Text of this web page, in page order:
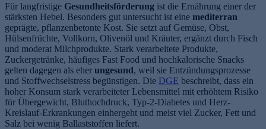
Für langfristige Gesundheitsförderung ist die Ernährung einer der
stärksten Hebel. Besonders gut untersucht ist eine mediterran
geprägte, pflanzenbetonte Kost. Sie setzt auf Gemüse, Obst,
Hülsenfrüchte, Vollkorn, Olivenöl und Kräuter, ergänzt durch Fisch
und moderat Milchprodukte. Stark verarbeitete Produkte,
Zuckergetränke, häufiges Fast Food und hochkalorische Snacks
gelten dagegen als eher ungesund, weil sie Entzündungsprozesse
und Stoffwechselstress begünstigen. Die DGE beschreibt, dass ein
hoher Konsum stark verarbeiteter Lebensmittel mit erhöhtem Risiko
für Übergewicht, Bluthochdruck, Typ-2-Diabetes und Herz-
Kreislauf-Erkrankungen einhergeht und meist viel Zucker, Fett und
Salz bei wenig Ballaststoffen liefert.